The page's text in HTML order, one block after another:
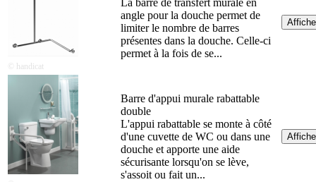
© handicat
La barre de transfert murale en
angle pour la douche permet de
limiter le nombre de barres
présentes dans la douche. Celle-ci
permet à la fois de se...
Barre d'appui murale rabattable
double
L'appui rabattable se monte à côté
d'une cuvette de WC ou dans une
douche et apporte une aide
sécurisante lorsqu'on se lève,
s'assoit ou fait un...